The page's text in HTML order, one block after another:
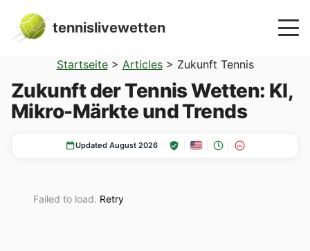
tennislivewetten
Startseite > Articles > Zukunft Tennis
Zukunft der Tennis Wetten: KI,
Mikro-Märkte und Trends
Updated August 2026 18+
Failed to load. Retry